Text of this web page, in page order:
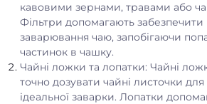
кавовими зернами, травами або
Фільтри допомагають забезпечити
заварювання чаю, запобігаючи
частинок в чашку.
Чайні ложки та лопатки: Чайні
точно дозувати чайні листочки
ідеальної заварки. Лопатки